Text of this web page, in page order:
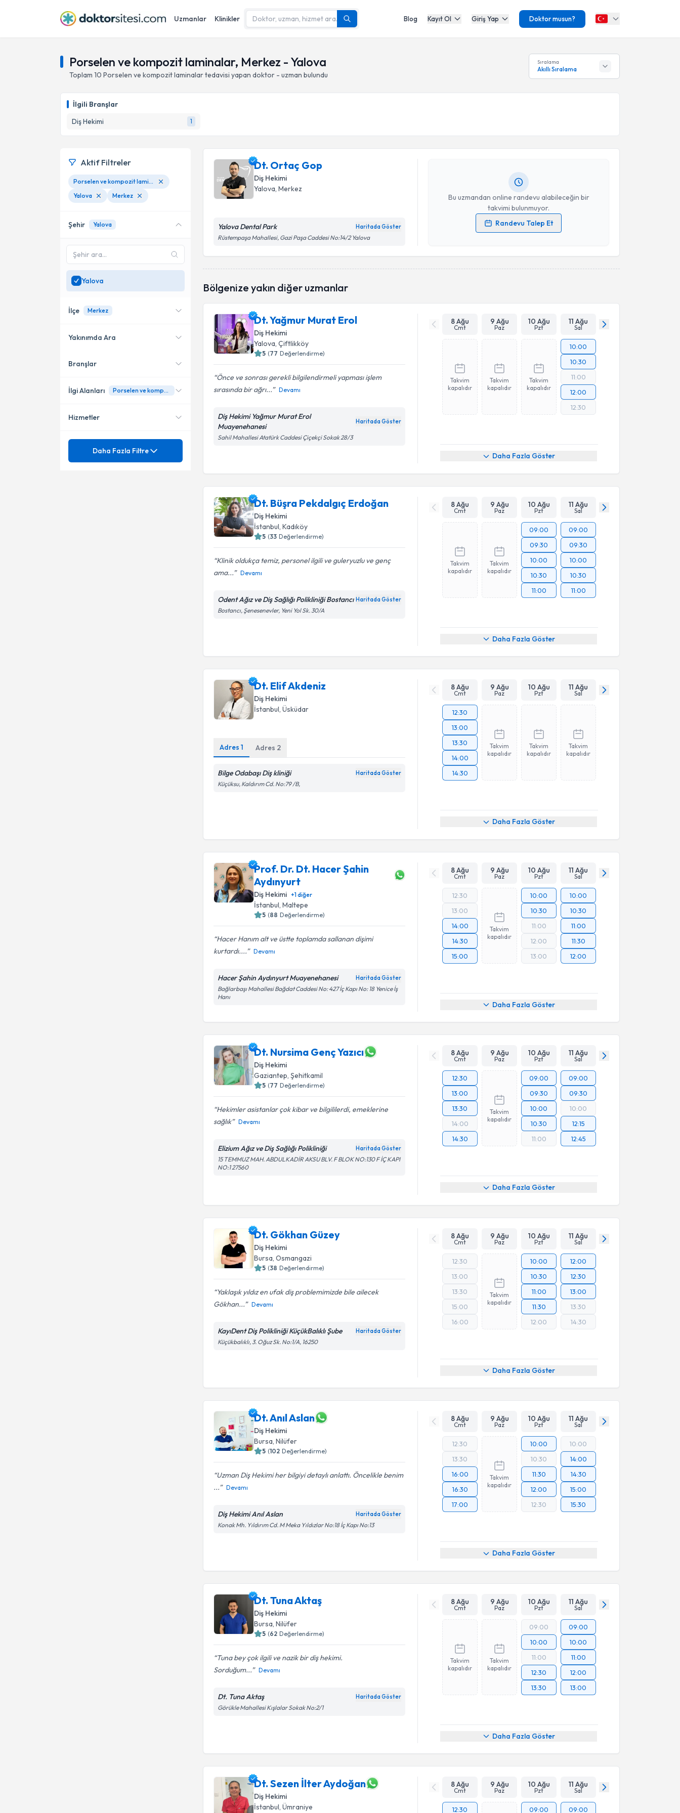
Uzmanlar Klinikler Blog Kayıt Ol Giriş Yap Doktor musun?
Porselen ve kompozit laminalar, Merkez - Yalova
Toplam 10 Porselen ve kompozit laminalartedavisi yapan doktor - uzman bulundu
Sıralama
Akıllı Sıralama
İlgili Branşlar
Diş Hekimi
1
Dt. Ortaç Gop
Diş Hekimi
Yalova, Merkez
Yalova Dental Park Haritada Göster
Rüstempaşa Mahallesi, Gazi Paşa Caddesi No:14/2 Yalova
Bu uzmandan online randevu alabileceğin bir
takvimi bulunmuyor.
Randevu Talep Et
Kişisel verilerimin işlenmesine ilişkinAydınlatma Metni
işlenmesini kabul ediyorum.
Bölgenize yakın diğer uzmanlar
Dt. Yağmur Murat Erol
Diş Hekimi
Yalova, Çiftlikköy
5 (77 Değerlendirme)
Önce ve sonrası gerekli bilgilendirmeli yapması işlem
sırasında bir ağrı...
Devamı
Diş Hekimi Yağmur Murat Erol
Muayenehanesi
Haritada Göster
Sahil Mahallesi Atatürk Caddesi Çiçekçi Sokak 28/3
8 Ağu
Cmt
9 Ağu
Paz
10 Ağu
Pzt
11 Ağu
Sal
Takvim
kapalıdır
Takvim
kapalıdır
Takvim
kapalıdır
10:00
10:30
11:00
12:00
12:30
Daha Fazla Göster
Dt. Büşra Pekdalgıç Erdoğan
Diş Hekimi
İstanbul , Kadıköy
5 (33 Değerlendirme)
Klinik oldukça temiz, personel ilgili ve guleryuzlu ve genç
ama...
Devamı
Odent Ağız ve Diş Sağlığı Polikliniği Bostancı Haritada Göster
Bostancı, Şenesenevler, Yeni Yol Sk. 30/A
8 Ağu
Cmt
9 Ağu
Paz
10 Ağu
Pzt
11 Ağu
Sal
Takvim
kapalıdır
Takvim
kapalıdır
09:00
09:30
10:00
10:30
11:00
09:00
09:30
10:00
10:30
11:00
Daha Fazla Göster
Dt. Elif Akdeniz
Diş Hekimi
İstanbul, Üsküdar
Adres1 Adres 2
Bilge Odabaşı Diş kliniği Haritada Göster
Küçüksu, Kaldırım Cd. No:79 /B,
8 Ağu
Cmt
9 Ağu
Paz
10 Ağu
Pzt
11 Ağu
Sal
12:30
13:00
13:30
14:00
14:30
Takvim
kapalıdır
Takvim
kapalıdır
Takvim
kapalıdır
Daha Fazla Göster
Prof. Dr. Dt. Hacer Şahin
Aydınyurt
Diş Hekimi +1diğer
İstanbul , Maltepe
5 (88 Değerlendirme)
Hacer Hanım alt ve üstte toplamda sallanan dişimi
kurtardı....
Devamı
Hacer Şahin Aydınyurt Muayenehanesi Haritada Göster
Bağlarbaşı Mahallesi Bağdat Caddesi No: 427 İç Kapı No: 18 Yenice İş
Hanı
8 Ağu
Cmt
9 Ağu
Paz
10 Ağu
Pzt
11 Ağu
Sal
12:30
13:00
14:00
14:30
15:00
Takvim
kapalıdır
10:00
10:30
11:00
12:00
13:00
10:00
10:30
11:00
11:30
12:00
Daha Fazla Göster
Dt. Nursima Genç Yazıcı
Diş Hekimi
Gaziantep, Şehitkamil
5 (77 Değerlendirme)
Hekimler asistanlar çok kibar ve bilgililerdi, emeklerine
sağlık
Devamı
Elizium Ağız ve Diş Sağlığı Polikliniği Haritada Göster
15 TEMMUZ MAH. ABDULKADİR AKSU BLV. F BLOK NO:130 F İÇ KAPI
NO:1 27560
8 Ağu
Cmt
9 Ağu
Paz
10 Ağu
Pzt
11 Ağu
Sal
12:30
13:00
13:30
14:00
14:30
Takvim
kapalıdır
09:00
09:30
10:00
10:30
11:00
09:00
09:30
10:00
12:15
12:45
Daha Fazla Göster
Dt. Gökhan Güzey
Diş Hekimi
Bursa , Osmangazi
5 (38 Değerlendirme)
Yaklaşık yıldız en ufak diş problemimizde bile ailecek
Gökhan...
Devamı
KayıDent Diş Polikliniği KüçükBalıklı Şube Haritada Göster
Küçükbalıklı, 3. Oğuz Sk. No:1/A, 16250
8 Ağu
Cmt
9 Ağu
Paz
10 Ağu
Pzt
11 Ağu
Sal
12:30
13:00
13:30
15:00
16:00
Takvim
kapalıdır
10:00
10:30
11:00
11:30
12:00
12:00
12:30
13:00
13:30
14:30
Daha Fazla Göster
Dt. Anıl Aslan
Diş Hekimi
Bursa, Nilüfer
5 (102 Değerlendirme)
Uzman Diş Hekimi her bilgiyi detaylı anlattı. Öncelikle benim
...
Devamı
Diş Hekimi Anıl Aslan Haritada Göster
Konak Mh. Yıldırım Cd. M Meka Yıldızlar No:18 İç Kapı No:13
8 Ağu
Cmt
9 Ağu
Paz
10 Ağu
Pzt
11 Ağu
Sal
12:30
13:30
16:00
16:30
17:00
Takvim
kapalıdır
10:00
10:30
11:30
12:00
12:30
10:00
14:00
14:30
15:00
15:30
Daha Fazla Göster
Dt. Tuna Aktaş
Diş Hekimi
Bursa , Nilüfer
5 (62 Değerlendirme)
Tuna bey çok ilgili ve nazik bir diş hekimi.
Sorduğum...
Devamı
Dt. Tuna Aktaş Haritada Göster
Görükle Mahallesi Kışlalar Sokak No:2/1
8 Ağu
Cmt
9 Ağu
Paz
10 Ağu
Pzt
11 Ağu
Sal
Takvim
kapalıdır
Takvim
kapalıdır
09:00
10:00
11:00
12:30
13:30
09:00
10:00
11:00
12:00
13:00
Daha Fazla Göster
Dt. Sezen İlter Aydoğan
Diş Hekimi
İstanbul, Ümraniye
8 Ağu
Cmt
9 Ağu
Paz
10 Ağu
Pzt
11 Ağu
Sal
12:30 09:00 09:00
Aktif Filtreler
Porselen ve kompozit laminalar
Yalova
Merkez
Şehir Yalova
Yalova
İlçe Merkez
Çiftlikköy
Merkez
Yakınımda Ara
Konumuma yakın uzmanları
Branşlar
Diş Hekimi
İlgi Alanları Porselen ve kompozit laminalar
20 Lik Diş Çekimi
Hizmetler
Mezuniyet
Daha Fazla Filtre